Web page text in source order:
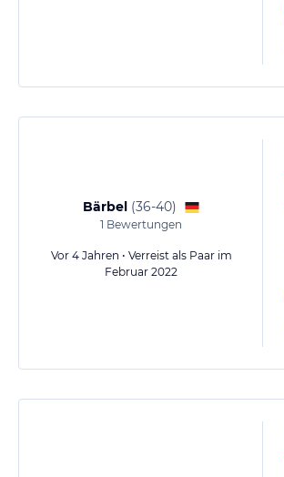
Bärbel (36-40)
1 Bewertungen
Vor 4 Jahren • Verreist als Paar im
Februar 2022